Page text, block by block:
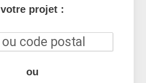
votre projet :
ou